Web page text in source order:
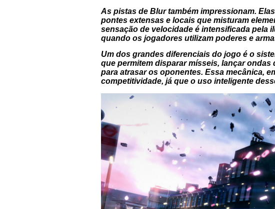
As pistas de Blurtambém impressionam.
pontes extensas e locais que misturam
sensação de velocidade é intensificada pela
quando os jogadores utilizam poderes e
Um dos grandes diferenciais do jogo é o
que permitem disparar mísseis, lançar
para atrasar os oponentes. Essa mecânica,
competitividade, já que o uso inteligente